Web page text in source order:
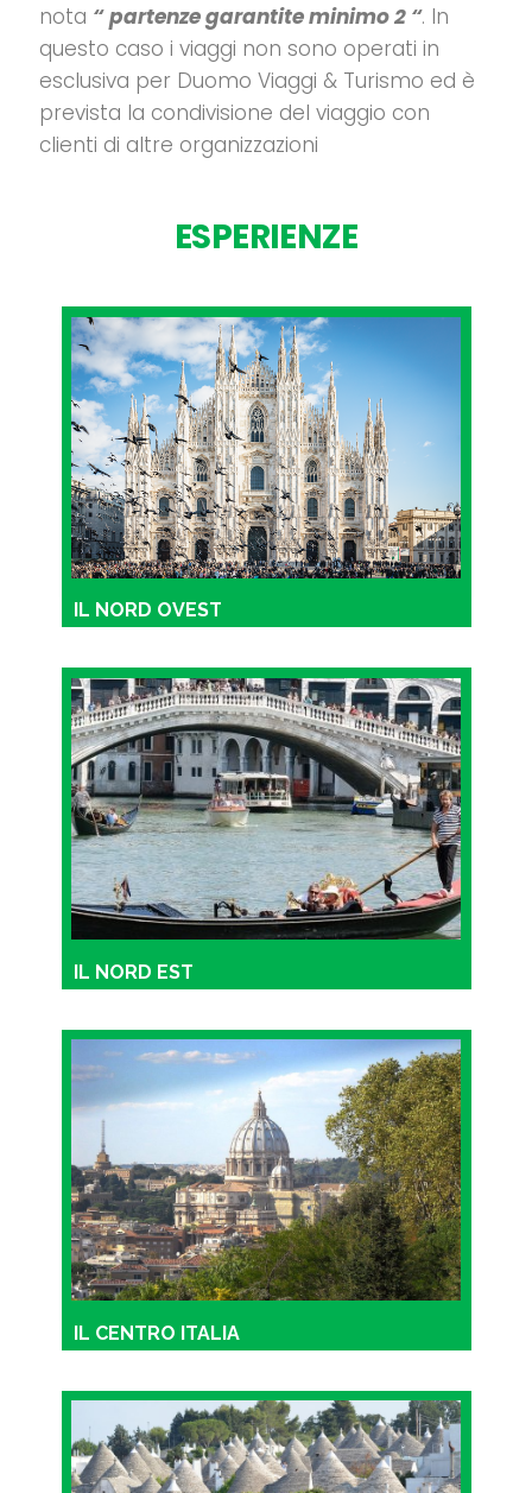
nota “ partenze garantite minimo 2 “. In
questo caso i viaggi non sono operati in
esclusiva per Duomo Viaggi & Turismo ed è
prevista la condivisione del viaggio con
clienti di altre organizzazioni
ESPERIENZE
IL NORD OVEST
IL NORD EST
IL CENTRO ITALIA